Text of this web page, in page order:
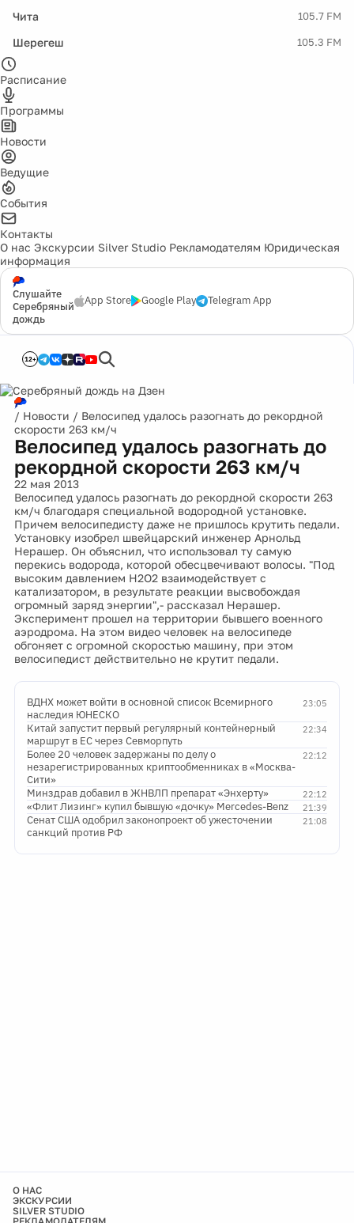
Чита 105.7 FM
Шерегеш 105.3 FM
Расписание
Программы
Новости
Ведущие
События
Контакты
О нас Экскурсии Silver Studio Рекламодателям Юридическая
информация
Слушайте
Серебряный
дождь
App Store Google Play Telegram App
12+
/ Новости / Велосипед удалось разогнать до рекордной
скорости 263 км/ч
Велосипед удалось разогнать до
рекордной скорости 263 км/ч
22 мая 2013
Велосипед удалось разогнать до рекордной скорости 263
км/ч благодаря специальной водородной установке.
Причем велосипедисту даже не пришлось крутить педали.
Установку изобрел швейцарский инженер Арнольд
Нерашер. Он объяснил, что использовал ту самую
перекись водорода, которой обесцвечивают волосы. "Под
высоким давлением H2O2 взаимодействует с
катализатором, в результате реакции высвобождая
огромный заряд энергии",- рассказал Нерашер.
Эксперимент прошел на территории бывшего военного
аэродрома. На этом видео человек на велосипеде
обгоняет с огромной скоростью машину, при этом
велосипедист действительно не крутит педали.
23:05
ВДНХ может войти в основной список Всемирного
наследия ЮНЕСКО
22:34
Китай запустит первый регулярный контейнерный
маршрут в ЕС через Севморпуть
22:12
Более 20 человек задержаны по делу о
незарегистрированных криптообменниках в «Москва-
Сити»
22:12
Минздрав добавил в ЖНВЛП препарат «Энхерту»
21:39
«Флит Лизинг» купил бывшую «дочку» Mercedes-Benz
21:08
Сенат США одобрил законопроект об ужесточении
санкций против РФ
О НАС
ЭКСКУРСИИ
SILVER STUDIO